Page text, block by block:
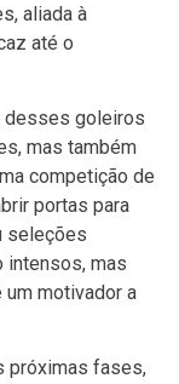
aliada à
até o
desses goleiros
mas também
competição de
portas para
seleções
intensos, mas
um motivador a
próximas fases,